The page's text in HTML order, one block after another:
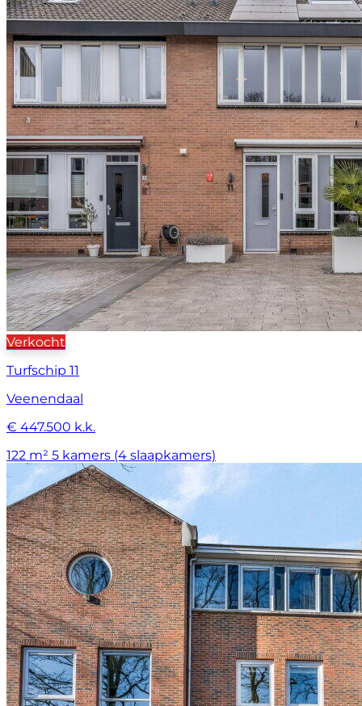
Verkocht
Turfschip 11
Veenendaal
€ 447.500 k.k.
122 m² 5 kamers (4 slaapkamers)